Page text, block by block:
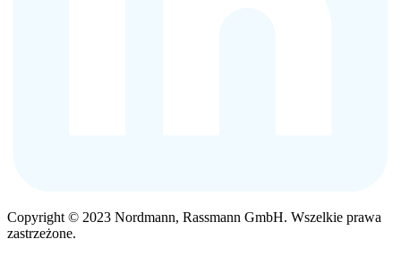
Copyright © 2023 Nordmann, Rassmann GmbH. Wszelkie prawa
zastrzeżone.